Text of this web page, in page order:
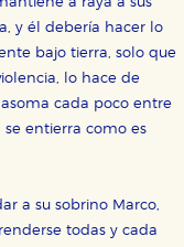
y él debería hacer lo
bajo tierra, solo que
lo hace de
cada poco entre
entierra como es
a su sobrino Marco,
todas y cada
TODO